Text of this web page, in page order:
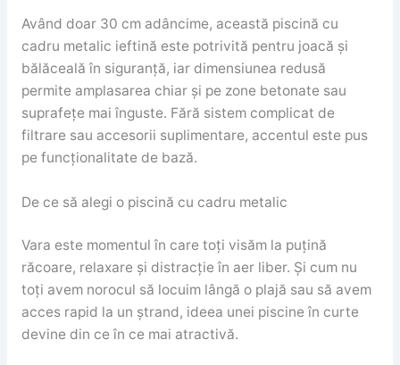
Având doar 30 cm adâncime, această piscină cu
cadru metalic ieftină este potrivită pentru joacă și
bălăceală în siguranță, iar dimensiunea redusă
permite amplasarea chiar și pe zone betonate sau
suprafețe mai înguste. Fără sistem complicat de
filtrare sau accesorii suplimentare, accentul este pus
pe funcționalitate de bază.
De ce să alegi o piscină cu cadru metalic
Vara este momentul în care toți visăm la puțină
răcoare, relaxare și distracție în aer liber. Și cum nu
toți avem norocul să locuim lângă o plajă sau să avem
acces rapid la un ștrand, ideea unei piscine în curte
devine din ce în ce mai atractivă.